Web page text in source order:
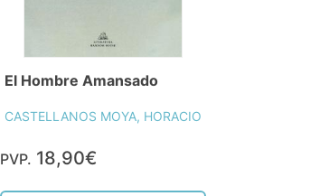
El Hombre Amansado
CASTELLANOS MOYA, HORACIO
PVP. 18,90€